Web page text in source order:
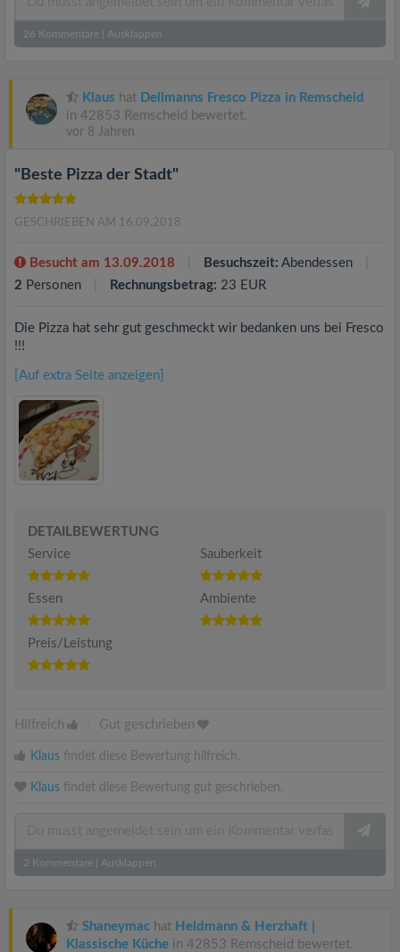
26 Kommentare Ausklappen
Klaus hat Dellmanns Fresco Pizza in Remscheid
in 42853 Remscheid bewertet.
vor 8 Jahren
"Beste Pizza der Stadt"
GESCHRIEBEN AM 16.09.2018
Besucht am 13.09.2018 Besuchszeit: Abendessen
2 Personen Rechnungsbetrag: 23 EUR
Die Pizza hat sehr gut geschmeckt wir bedanken uns bei Fresco
!!!
[Auf extra Seite anzeigen]
DETAILBEWERTUNG
Service
Sauberkeit
Essen Ambiente
Preis/Leistung
Hilfreich Gut geschrieben
Klaus findet diese Bewertung hilfreich.
Klaus findet diese Bewertung gut geschrieben.
2 Kommentare Ausklappen
Shaneymac hat Heldmann & Herzhaft |
Klassische Küche in 42853 Remscheid bewertet.